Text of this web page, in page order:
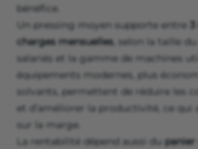
bénéfice.
Un pressing moyen supporte entre
charges mensuelles, selon la taille
salariés et la gamme de machines
équipements modernes, plus
solvants, permettent de réduire les
et d’améliorer la productivité, ce qui
sur la marge.
La rentabilité dépend aussi du